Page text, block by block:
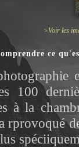
>Voir les
ce
100
à la
rprovoqué